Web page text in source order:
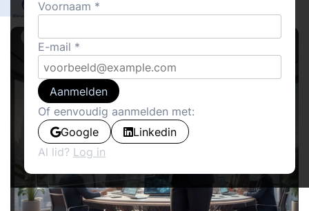
Management Pro
32
Voornaam
E-mail
Aanmelden
Of eenvoudig aanmelden met:
Google
Linkedin
Al lid? Log in